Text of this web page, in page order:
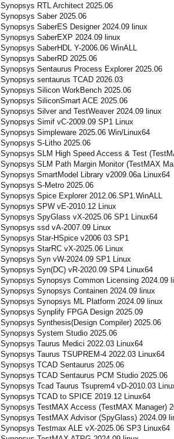
Synopsys RTL Architect 2025.06
Synopsys Saber 2025.06
Synopsys SaberES Designer 2024.09 linux
Synopsys SaberEXP 2024.09 linux
Synopsys SaberHDL Y-2006.06 WinALL
Synopsys SaberRD 2025.06
Synopsys Sentaurus Process Explorer 2025.06
Synopsys sentaurus TCAD 2026.03
Synopsys Silicon WorkBench 2025.06
Synopsys SiliconSmart ACE 2025.06
Synopsys Silver and TestWeaver 2024.09 linux
Synopsys Simif vC-2009.09 SP1 Linux
Synopsys Simpleware 2025.06 Win/Linux64
Synopsys S-Litho 2025.06
Synopsys SLM High Speed Access & Test
Synopsys SLM Path Margin Monitor (TestMAX
Synopsys SmartModel Library v2009.06a Linux64
Synopsys S-Metro 2025.06
Synopsys Spice Explorer 2012.06.SP1.WinALL
Synopsys SPW vE-2010.12 Linux
Synopsys SpyGlass vX-2025.06 SP1 Linux64
Synopsys ssd vA-2007.09 Linux
Synopsys Star-HSpice v2006 03 SP1
Synopsys StarRC vX-2025.06 Linux
Synopsys Syn vW-2024.09 SP1 Linux
Synopsys Syn(DC) vR-2020.09 SP4 Linux64
Synopsys Synopsys Common Licensing 2024.09
Synopsys Synopsys Containen 2024.09 linux
Synopsys Synopsys ML Platform 2024.09 linux
Synopsys Synplify FPGA Design 2025.09
Synopsys Synthesis(Design Compiler) 2025.06
Synopsys System Studio 2025.06
Synopsys Taurus Medici 2022.03 Linux64
Synopsys Taurus TSUPREM-4 2022.03 Linux64
Synopsys TCAD Sentaurus 2025.06
Synopsys TCAD Sentaurus PCM Studio 2025.06
Synopsys Tcad Taurus Tsuprem4 vD-2010.03
Synopsys TCAD to SPICE 2019.12 Linux64
Synopsys TestMAX Access (TestMAX Manager)
Synopsys TestMAX Advisor (SpyGlass) 2024.09
Synopsys Testmax ALE vX-2025.06 SP3 Linux64